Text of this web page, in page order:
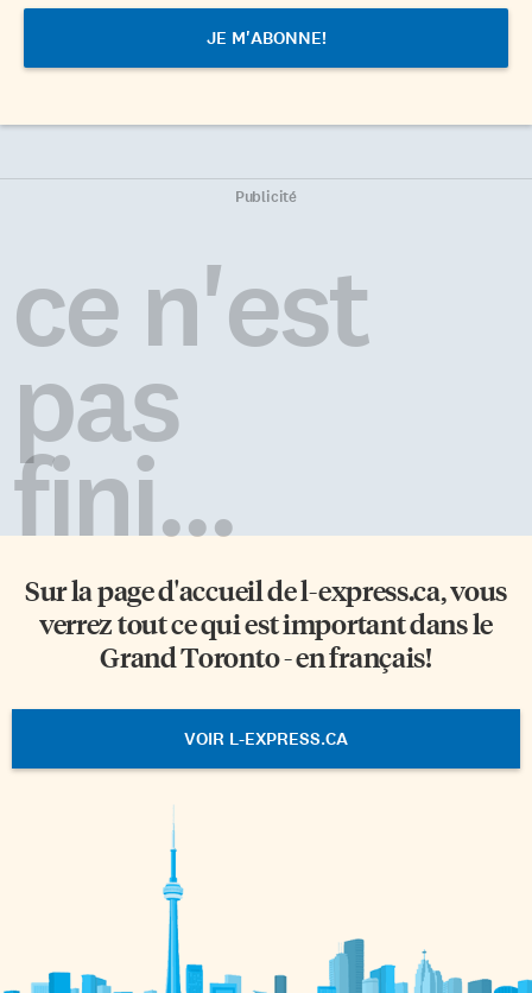
Publicité
ce n'est
pas
fini...
Sur la page d'accueil del-express.ca, vous
verrez tout ce qui est important dans le
Grand Toronto - en français!
VOIR L-EXPRESS.CA